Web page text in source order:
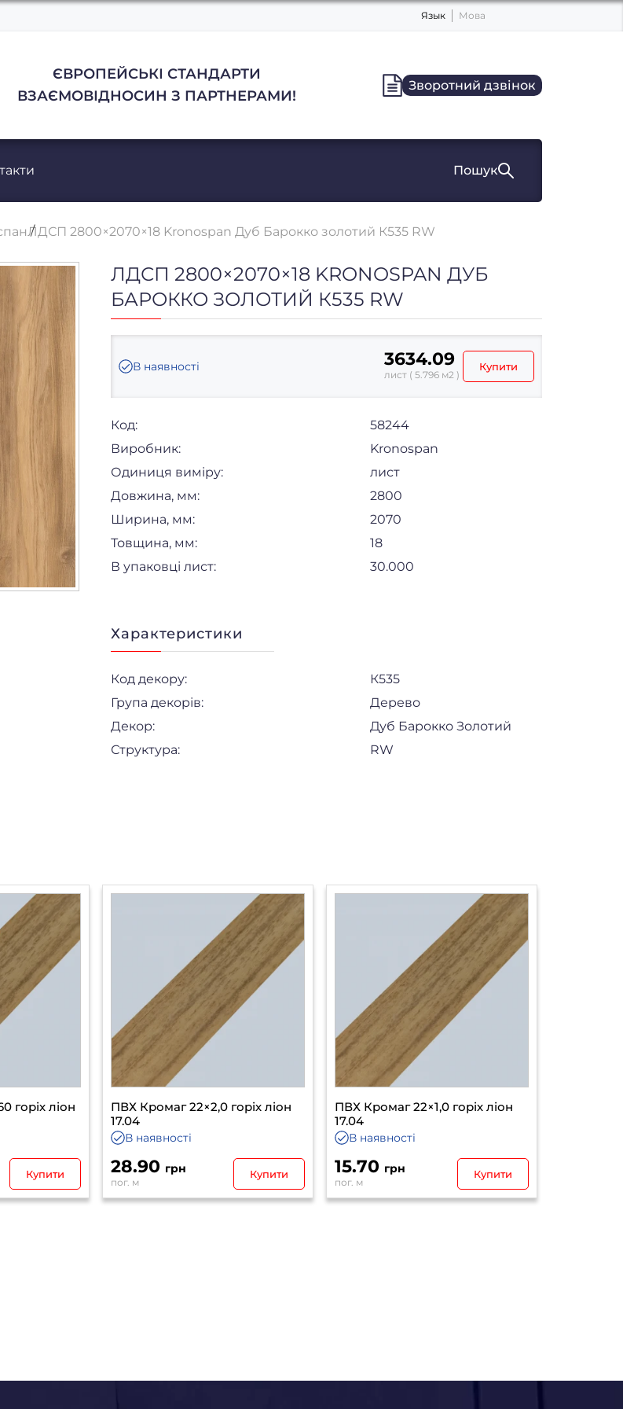
Язык Мова
ЄВРОПЕЙСЬКІ СТАНДАРТИ
ВЗАЄМОВІДНОСИН З ПАРТНЕРАМИ!
Зворотний дзвінок
Пошук
ЛДСП 2800×2070×18 Kronospan Дуб Барокко золотий К535 RW
ЛДСП 2800×2070×18 KRONOSPAN ДУБ
БАРОККО ЗОЛОТИЙ К535 RW
В наявності 3634.09
лист ( 5.796 м2 )
Купити
Код:
58244
Виробник:
Kronospan
Одиниця виміру:
лист
Довжина, мм:
2800
Ширина, мм:
2070
Товщина, мм:
18
В упаковці лист:
30.000
Характеристики
Код декору:
К535
Група декорів:
Дерево
Декор:
Дуб Барокко Золотий
Структура:
RW
горіх ліон
Купити
ПВХ Кромаг 22×2,0 горіх ліон
17.04
В наявності
28.90 грн
пог. м
Купити
ПВХ Кромаг 22×1,0 горіх ліон
17.04
В наявності
15.70 грн
пог. м
Купити